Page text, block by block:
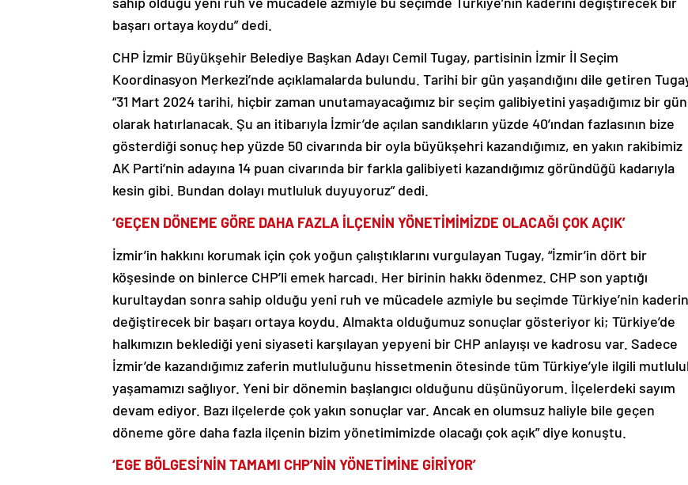
başarı ortaya koydu” dedi.
Koordinasyon Merkezi’nde açıklamalarda bulundu. Tarihi bir gün yaşandığını dile getiren Tugay,
“31 Mart 2024 tarihi, hiçbir zaman unutamayacağımız bir seçim galibiyetini yaşadığımız bir gün
olarak hatırlanacak. Şu an itibarıyla İzmir’de açılan sandıkların yüzde 40’ından fazlasının bize
gösterdiği sonuç hep yüzde 50 civarında bir oyla büyükşehri kazandığımız, en yakın rakibimiz
AK Parti’nin adayına 14 puan civarında bir farkla galibiyeti kazandığımız göründüğü kadarıyla
kesin gibi. Bundan dolayı mutluluk duyuyoruz” dedi.
‘GEÇEN DÖNEME GÖRE DAHA FAZLA İLÇENİN YÖNETİMİMİZDE OLACAĞI ÇOK AÇIK’
köşesinde on binlerce CHP’li emek harcadı. Her birinin hakkı ödenmez. CHP son yaptığı
kurultaydan sonra sahip olduğu yeni ruh ve mücadele azmiyle bu seçimde Türkiye’nin kaderini
değiştirecek bir başarı ortaya koydu. Almakta olduğumuz sonuçlar gösteriyor ki; Türkiye’de
halkımızın beklediği yeni siyaseti karşılayan yepyeni bir CHP anlayışı ve kadrosu var. Sadece
İzmir’de kazandığımız zaferin mutluluğunu hissetmenin ötesinde tüm Türkiye’yle ilgili mutluluk
yaşamamızı sağlıyor. Yeni bir dönemin başlangıcı olduğunu düşünüyorum. İlçelerdeki sayım
devam ediyor. Bazı ilçelerde çok yakın sonuçlar var. Ancak en olumsuz haliyle bile geçen
döneme göre daha fazla ilçenin bizim yönetimimizde olacağı çok açık” diye konuştu.
‘EGE BÖLGESİ’NİN TAMAMI CHP’NİN YÖNETİMİNE GİRİYOR’